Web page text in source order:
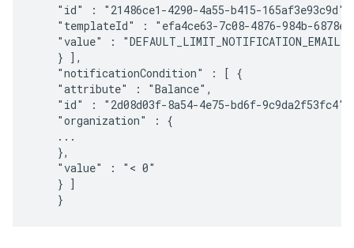
    "id" : "21486ce1-4290-4a55-b415-165af3e93c9d",
"templateId" : "efa4ce63-7c08-4876-984b-
    "value" : "DEFAULT_LIMIT_NOTIFICATION_EMAIL"
    } ],
    "notificationCondition" : [ {
    "attribute" : "Balance",
    "id" : "2d08d03f-8a54-4e75-bd6f-9c9da2f53fc4",
    "organization" : {
    ...
    },
    "value" : "< 0"
    } ]
    }